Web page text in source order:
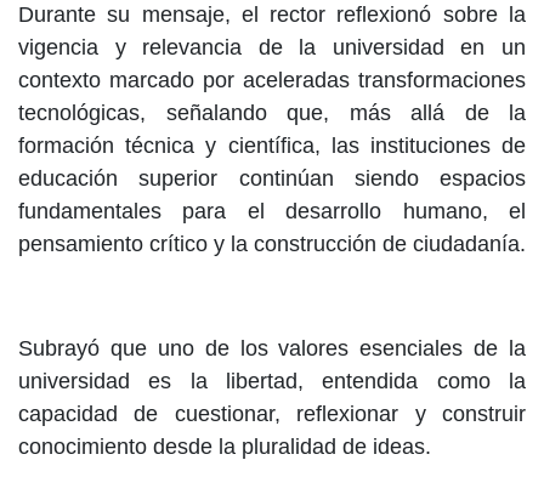
Durante su mensaje, el rector reflexionó sobre la
vigencia y relevancia de la universidad en un
contexto marcado por aceleradas transformaciones
tecnológicas, señalando que, más allá de la
formación técnica y científica, las instituciones de
educación superior continúan siendo espacios
fundamentales para el desarrollo humano, el
pensamiento crítico y la construcción de ciudadanía.
Subrayó que uno de los valores esenciales de la
universidad es la libertad, entendida como la
capacidad de cuestionar, reflexionar y construir
conocimiento desde la pluralidad de ideas.